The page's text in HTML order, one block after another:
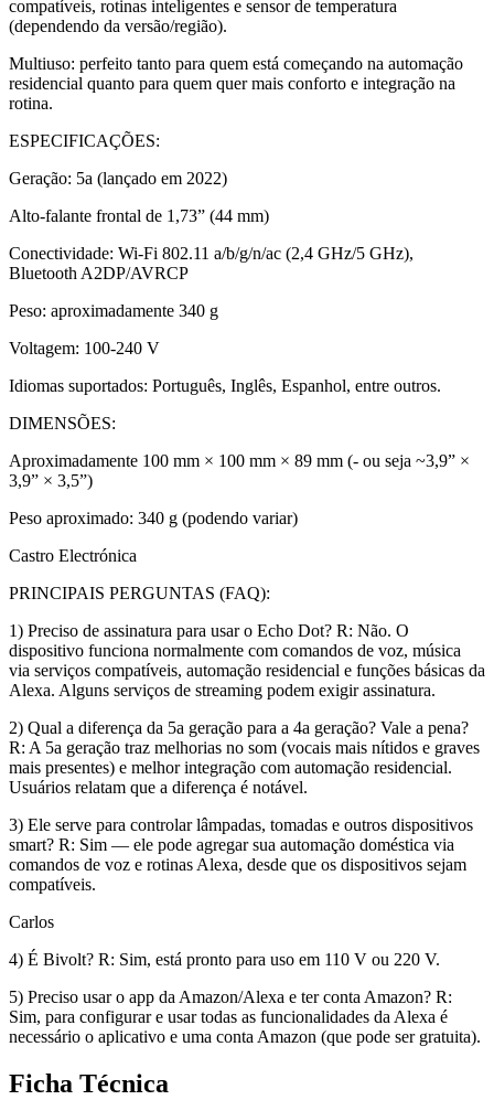
compatíveis, rotinas inteligentes e sensor de temperatura
(dependendo da versão/região).
Multiuso: perfeito tanto para quem está começando na automação
residencial quanto para quem quer mais conforto e integração na
rotina.
ESPECIFICAÇÕES:
Geração: 5a (lançado em 2022)
Alto-falante frontal de 1,73” (44 mm)
Conectividade: Wi-Fi 802.11 a/b/g/n/ac (2,4 GHz/5 GHz),
Bluetooth A2DP/AVRCP
Peso: aproximadamente 340 g
Voltagem: 100-240 V
Idiomas suportados: Português, Inglês, Espanhol, entre outros.
DIMENSÕES:
Aproximadamente 100 mm × 100 mm × 89 mm (- ou seja ~3,9” ×
3,9” × 3,5”)
Peso aproximado: 340 g (podendo variar)
Castro Electrónica
PRINCIPAIS PERGUNTAS (FAQ):
1) Preciso de assinatura para usar o Echo Dot? R: Não. O
dispositivo funciona normalmente com comandos de voz, música
via serviços compatíveis, automação residencial e funções básicas da
Alexa. Alguns serviços de streaming podem exigir assinatura.
2) Qual a diferença da 5a geração para a 4a geração? Vale a pena?
R: A 5a geração traz melhorias no som (vocais mais nítidos e graves
mais presentes) e melhor integração com automação residencial.
Usuários relatam que a diferença é notável.
3) Ele serve para controlar lâmpadas, tomadas e outros dispositivos
smart? R: Sim — ele pode agregar sua automação doméstica via
comandos de voz e rotinas Alexa, desde que os dispositivos sejam
compatíveis.
Carlos
4) É Bivolt? R: Sim, está pronto para uso em 110 V ou 220 V.
5) Preciso usar o app da Amazon/Alexa e ter conta Amazon? R:
Sim, para configurar e usar todas as funcionalidades da Alexa é
necessário o aplicativo e uma conta Amazon (que pode ser gratuita).
Ficha Técnica